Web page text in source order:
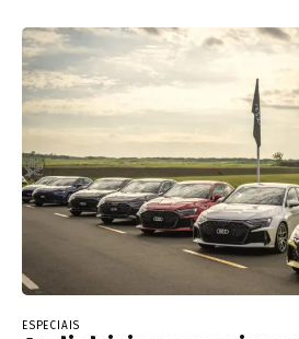
ESPECIAIS